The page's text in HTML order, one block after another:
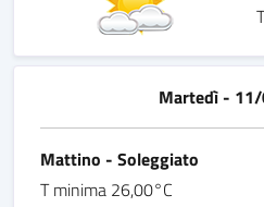
Martedì -
Mattino - Soleggiato
T minima 26,00°C